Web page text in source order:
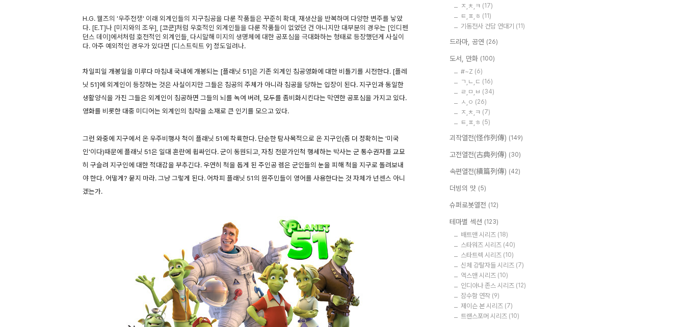
H.G. 웰즈의 '우주전쟁' 이래 외계인들의 지구침공을 다룬 작품들은 꾸준히 확대, 재생산을 반복하며 다양한 변주를 낳았
다. [E.T]나 [미지와의 조우], [코쿤]처럼 우호적인 외계인들을 다룬 작품들이 없었던 건 아니지만 대부분의 경우는 [인디펜
던스 데이]에서처럼 호전적인 외계인들, 다시말해 미지의 생명체에 대한 공포심을 극대화하는 형태로 등장했던게 사실이
다. 아주 예외적인 경우가 있다면 [디스트릭트 9] 정도일려나.
차일피일 개봉일을 미루다 마침내 국내에 개봉되는 [플래닛 51]은 기존 외계인 침공영화에 대한 비틀기를 시전한다. [플레
닛 51]에 외계인이 등장하는 것은 사실이지만 그들은 침공의 주체가 아니라 침공을 당하는 입장이 된다. 지구인과 동일한
생활양식을 가진 그들은 외계인이 침공하면 그들의 뇌를 녹여 버려, 모두를 좀비화시킨다는 막연한 공포심을 가지고 있다.
영화를 비롯한 대중 미디어는 외계인의 침략을 소재로 큰 인기를 모으고 있다.
그런 와중에 지구에서 온 우주비행사 척이 플래닛 51에 착륙한다. 단순한 탐사목적으로 온 지구인(좀 더 정확히는 '미국
인'이다)때문에 플래닛 51은 일대 혼란에 휩싸인다. 군이 동원되고, 자칭 전문가인척 행세하는 박사는 군 통수권자를 교묘
히 구슬려 지구인에 대한 적대감을 부추긴다. 우연히 척을 돕게 된 주인공 렘은 군인들의 눈을 피해 척을 지구로 돌려보내
야 한다. 어떻게? 묻지 마라. 그냥 그렇게 된다. 어차피 플래닛 51의 원주민들이 영어를 사용한다는 것 자체가 넌센스 아니
겠는가.
ㅈ,ㅊ,ㅋ (17)
ㅌ,ㅍ,ㅎ (11)
기동전사 건담 연대기 (11)
드라마, 공연 (26)
도서, 만화 (100)
#~Z (6)
ㄱ,ㄴ,ㄷ (16)
ㄹ,ㅁ,ㅂ (34)
ㅅ,ㅇ (26)
ㅈ,ㅊ,ㅋ (7)
ㅌ,ㅍ,ㅎ (5)
괴작열전(怪作列傳) (149)
고전열전(古典列傳) (30)
속편열전(續篇列傳) (42)
더빙의 맛 (5)
슈퍼로봇열전 (12)
테마별 섹션 (123)
배트맨 시리즈 (18)
스타워즈 시리즈 (40)
스타트렉 시리즈 (10)
신체 강탈자들 시리즈 (7)
엑스맨 시리즈 (10)
인디아나 존스 시리즈 (12)
잠수함 연작 (9)
제이슨 본 시리즈 (7)
트랜스포머 시리즈 (10)